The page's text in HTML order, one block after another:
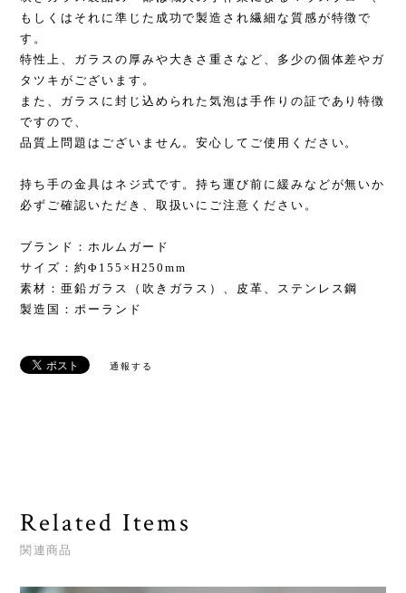
もしくはそれに準じた成功で製造され繊細な質感が特徴で
す。
特性上、ガラスの厚みや大きさ重さなど、多少の個体差やガ
タツキがございます。
また、ガラスに封じ込められた気泡は手作りの証であり特徴
ですので、
品質上問題はございません。安心してご使用ください。
持ち手の金具はネジ式です。持ち運び前に緩みなどが無いか
必ずご確認いただき、取扱いにご注意ください。
ブランド：ホルムガード
サイズ：約Φ155×H250mm
素材：亜鉛ガラス（吹きガラス）、皮革、ステンレス鋼
製造国：ポーランド
通報する
Related Items
関連商品